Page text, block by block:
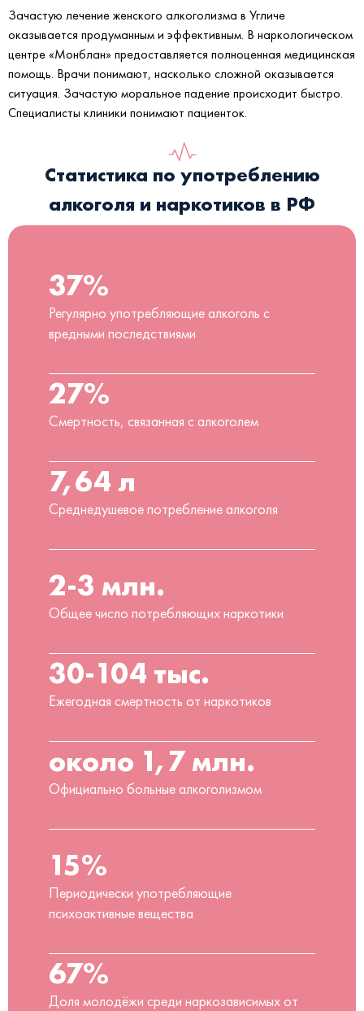
Зачастую лечение женского алкоголизма в Угличе
оказывается продуманным и эффективным. В наркологическом
центре «Монблан» предоставляется полноценная медицинская
помощь. Врачи понимают, насколько сложной оказывается
ситуация. Зачастую моральное падение происходит быстро.
Специалисты клиники понимают пациенток.
Статистика по употреблению
алкоголя и наркотиков в РФ
37%
Регулярно употребляющие алкоголь с
вредными последствиями
27%
Смертность, связанная с алкоголем
7,64 л
Среднедушевое потребление алкоголя
2-3 млн.
Общее число потребляющих наркотики
30-104 тыс.
Ежегодная смертность от наркотиков
около 1,7 млн.
Официально больные алкоголизмом
15%
Периодически употребляющие
психоактивные вещества
67%
Доля молодёжи среди наркозависимых от